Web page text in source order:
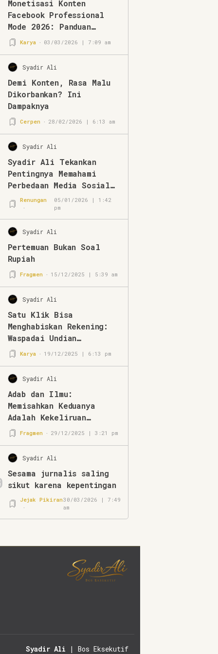
Monetisasi Konten
Facebook Professional
Mode 2026: Panduan
Lengkap & Strategi
Karya 03/03/2026 | 7:09 am
Syadir Ali
Demi Konten, Rasa Malu
Dikorbankan? Ini
Dampaknya
Cerpen 28/02/2026 | 6:13 am
Syadir Ali
Syadir Ali Tekankan
Pentingnya Memahami
Perbedaan Media Sosial
dan Media Online
Renungan
05/01/2026 | 1:42
pm
Syadir Ali
Pertemuan Bukan Soal
Rupiah
Fragmen 15/12/2025 | 5:39 am
Syadir Ali
Satu Klik Bisa
Menghabiskan Rekening:
Waspadai Undian
Mengatasnamakan BRImo
Karya 19/12/2025 | 6:13 pm
Syadir Ali
Adab dan Ilmu:
Memisahkan Keduanya
Adalah Kekeliruan
Berpikir
Fragmen 29/12/2025 | 3:21 pm
Syadir Ali
Sesama jurnalis saling
sikut karena kepentingan
Jejak Pikiran30/03/2026 | 7:49
am
Syadir Ali | Bos Eksekutif